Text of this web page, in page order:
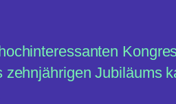
Jubiläums